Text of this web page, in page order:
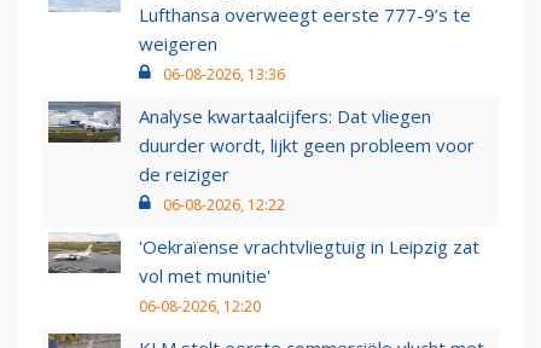
Lufthansa overweegt eerste 777-9’s te
weigeren
06-08-2026, 13:36
Analyse kwartaalcijfers: Dat vliegen
duurder wordt, lijkt geen probleem voor
de reiziger
06-08-2026, 12:22
'Oekraïense vrachtvliegtuig in Leipzig zat
vol met munitie'
06-08-2026, 12:20